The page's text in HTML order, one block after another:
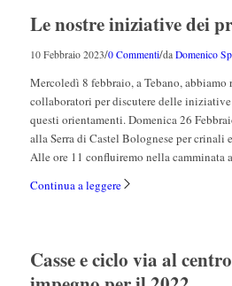
Le nostre iniziative dei
10 Febbraio 2023/0 Commenti/da Domenico
Mercoledì 8 febbraio, a Tebano,
collaboratori per discutere delle iniziative
questi orientamenti. Domenica 26
alla Serra di Castel Bolognese per crinali
Alle ore 11 confluiremo nella camminata
Continua a leggere
Casse e ciclo via al